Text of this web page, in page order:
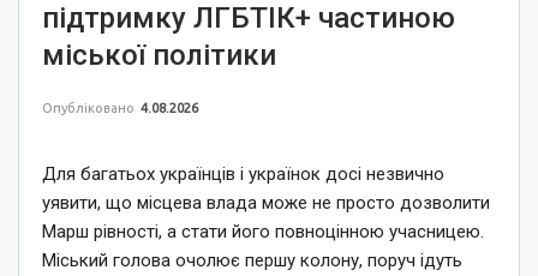
підтримку ЛГБТІК+ частиною
міської політики
Опубліковано 4.08.2026
Для багатьох українців і українок досі незвично
уявити, що місцева влада може не просто дозволити
Марш рівності, а стати його повноцінною учасницею.
Міський голова очолює першу колону, поруч ідуть